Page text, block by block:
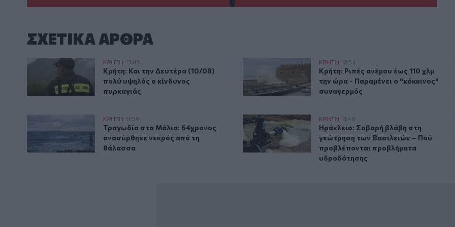
ΣΧΕΤΙΚA AΡΘΡΑ
Κρήτη: Και την Δευτέρα (10/08) πολύ υψηλός ο κίνδυνος πυρκαγιάς
ΚΡΗΤΗ 13:45
Κρήτη: Και την Δευτέρα (10/08) πολύ υψηλός ο κίνδυνος πυρκαγιάς
Κρήτη: Και την Δευτέρα (10/08)
πολύ υψηλός ο κίνδυνος
πυρκαγιάς
Κρήτη: Ριπές ανέμου έως 110 χλμ την ώρα - Παραμένει
ΚΡΗΤΗ 12:54
Κρήτη: Ριπές ανέμου έως 110 χλμ
Κρήτη: Ριπές ανέμου έως 110 χλμ
την ώρα - Παραμένει ο "κόκκινος"
συναγερμός
Τραγωδία στα Μάλια: 64χρονος ανασύρθηκε νεκρός από τη θάλασσα
ΚΡΗΤΗ 11:59
Τραγωδία στα Μάλια: 64χρονος ανασύρθηκε νεκρός από τη θάλασσα
Τραγωδία στα Μάλια: 64χρονος
ανασύρθηκε νεκρός από τη
θάλασσα
Ηράκλειο: Σοβαρή βλάβη στη γεώτρηση των
ΚΡΗΤΗ 11:49
Ηράκλειο: Σοβαρή βλάβη στη
Ηράκλειο: Σοβαρή βλάβη στη
γεώτρηση των Βασιλειών – Πού
προβλέπονται προβλήματα
υδροδότησης